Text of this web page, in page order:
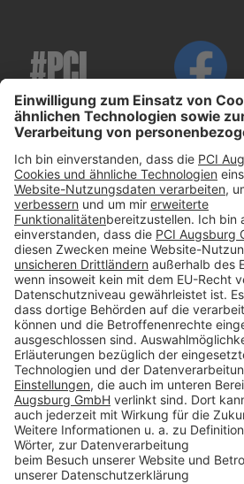
#PCI
Impressum
Datenschutz
AGB
Rechtliche Hinweise
Cookie-Einstellungen öffnen
Betroffenenrechte
www.bimobject.com